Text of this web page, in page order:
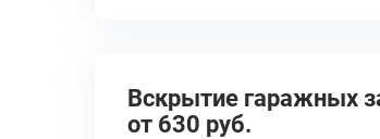
Вскрытие гаражных
от 630 руб.